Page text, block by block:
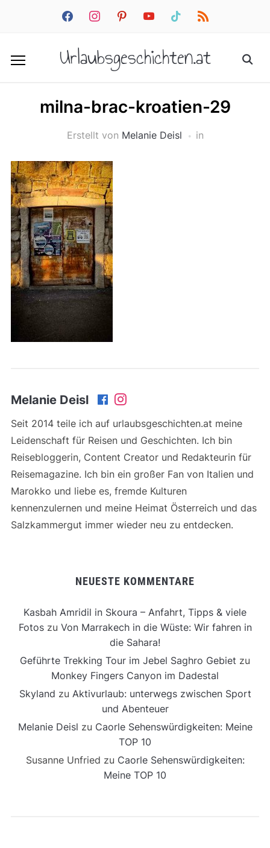
facebookinstagrampinterestyoutube tiktok rss
Urlaubsgeschichten.at
milna-brac-kroatien-29
Erstellt von Melanie Deisl in
Melanie Deisl
Seit 2014 teile ich auf urlaubsgeschichten.at meine
Leidenschaft für Reisen und Geschichten. Ich bin
Reisebloggerin, Content Creator und Redakteurin für
Reisemagazine. Ich bin ein großer Fan von Italien und
Marokko und liebe es, fremde Kulturen
kennenzulernen und meine Heimat Österreich und das
Salzkammergut immer wieder neu zu entdecken.
NEUESTE KOMMENTARE
Kasbah Amridil in Skoura – Anfahrt, Tipps & viele
Fotoszu Von Marrakech in die Wüste: Wir fahren in
die Sahara!
Geführte Trekking Tour im Jebel Saghro Gebiet zu
Monkey Fingers Canyon im Dadestal
Skyland zu Aktivurlaub: unterwegs zwischen Sport
und Abenteuer
Melanie Deisl zu Caorle Sehenswürdigkeiten: Meine
TOP 10
Susanne Unfried zu Caorle Sehenswürdigkeiten:
Meine TOP 10